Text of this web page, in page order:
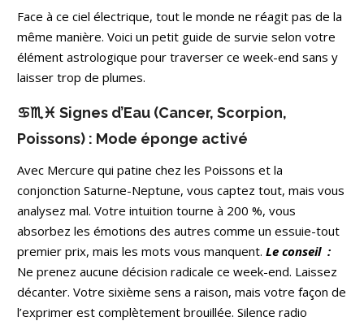
Face à ce ciel électrique, tout le monde ne réagit pas de la
même manière. Voici un petit guide de survie selon votre
élément astrologique pour traverser ce week-end sans y
laisser trop de plumes.
♋♏♓ Signes d’Eau (Cancer, Scorpion,
Poissons) : Mode éponge activé
Avec Mercure qui patine chez les Poissons et la
conjonction Saturne-Neptune, vous captez tout, mais vous
analysez mal. Votre intuition tourne à 200 %, vous
absorbez les émotions des autres comme un essuie-tout
premier prix, mais les mots vous manquent. Le conseil :
Ne prenez aucune décision radicale ce week-end. Laissez
décanter. Votre sixième sens a raison, mais votre façon de
l’exprimer est complètement brouillée. Silence radio